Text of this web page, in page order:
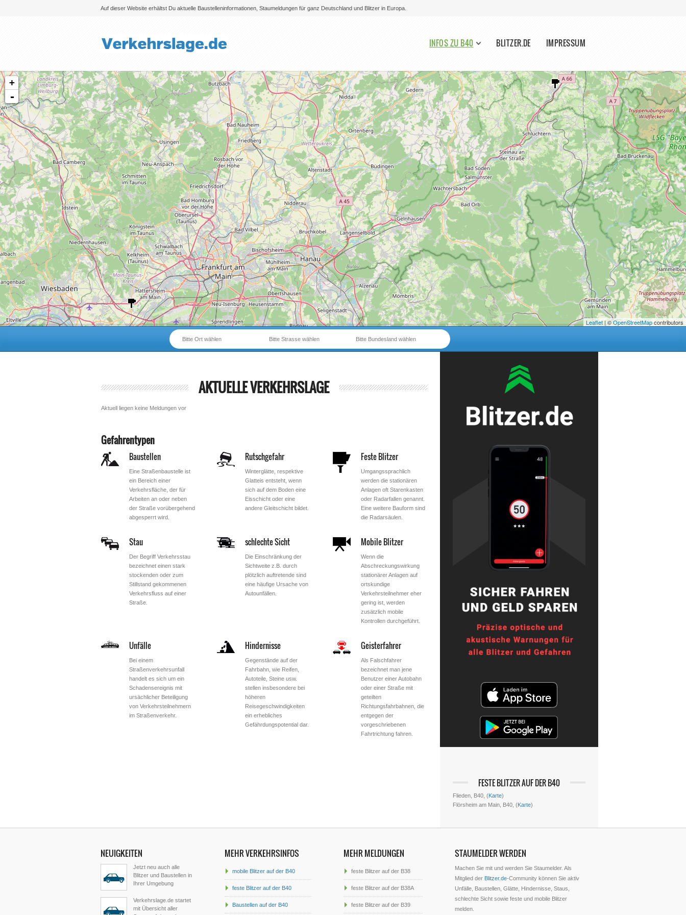
Auf dieser Website erhältst Du aktuelle Baustelleninformationen, Staumeldungen für ganz Deutschland und Blitzer in Europa.
Bitte auswählen
INFOS ZU B40 BLITZER.DE IMPRESSUM
+
-
Leaflet| ©OpenStreetMapcontributors
Bitte Bundesland wählen
Bitte Strasse wählen
Bitte Ort wählen
AKTUELLE VERKEHRSLAGE
Aktuell liegen keine Meldungen vor
Gefahrentypen
Baustellen
Eine Straßenbaustelle ist
ein Bereich einer
Verkehrsfläche, der für
Arbeiten an oder neben
der Straße vorübergehend
abgesperrt wird.
Rutschgefahr
Winterglätte, respektive
Glatteis entsteht, wenn
sich auf dem Boden eine
Eisschicht oder eine
andere Gleitschicht bildet.
Feste Blitzer
Umgangssprachlich
werden die stationären
Anlagen oft Starenkasten
oder Radarfallen genannt.
Eine weitere Bauform sind
die Radarsäulen.
Stau
Der Begriff Verkehrsstau
bezeichnet einen stark
stockenden oder zum
Stillstand gekommenen
Verkehrsfluss auf einer
Straße.
schlechte Sicht
Die Einschränkung der
Sichtweite z.B. durch
plötzlich auftretende sind
eine häufige Ursache von
Autounfällen.
Mobile Blitzer
Wenn die
Abschreckungswirkung
stationärer Anlagen auf
ortskundige
Verkehrsteilnehmer eher
gering ist, werden
zusätzlich mobile
Kontrollen durchgeführt.
Unfälle
Bei einem
Straßenverkehrsunfall
handelt es sich um ein
Schadensereignis mit
ursächlicher Beteiligung
von Verkehrsteilnehmern
im Straßenverkehr.
Hindernisse
Gegenstände auf der
Fahrbahn, wie Reifen,
Autoteile, Steine usw.
stellen insbesondere bei
höheren
Reisegeschwindigkeiten
ein erhebliches
Gefährdungspotential dar.
Geisterfahrer
Als Falschfahrer
bezeichnet man jene
Benutzer einer Autobahn
oder einer Straße mit
geteilten
Richtungsfahrbahnen, die
entgegen der
vorgeschriebenen
Fahrtrichtung fahren.
FESTE BLITZER AUF DER B40
Flieden, B40, (Karte)
Flörsheim am Main, B40, (Karte)
NEUIGKEITEN
Jetzt neu auch alle
Blitzer und Baustellen in
Ihrer Umgebung
Verkehrslage.de startet
mit Übersicht aller
MEHR VERKEHRSINFOS
mobile Blitzer auf der B40
feste Blitzer auf der B40
Baustellen auf der B40
MEHR MELDUNGEN
feste Blitzer auf der B38
feste Blitzer auf der B38A
feste Blitzer auf der B39
STAUMELDER WERDEN
Machen Sie mit und werden Sie Staumelder. Als
Mitglied der Blitzer.de-Community können Sie aktiv
Unfälle, Baustellen, Glätte, Hindernisse, Staus,
schlechte Sicht sowie feste und mobile Blitzer
melden.